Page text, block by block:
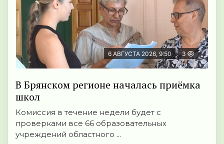
6 АВГУСТА 2026, 9:50 3
В Брянском регионе началась приёмка
школ
Комиссия в течение недели будет с
проверками все 66 образовательных
учреждений областного ...